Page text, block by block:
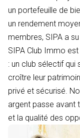
un portefeuille de
un rendement
membres, SIPA a
SIPA Club Immo
: un club sélectif qui
croître leur
privé et sécurisé.
argent passe avant
et la qualité des